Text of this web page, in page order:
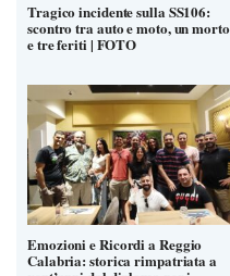
Tragico incidente sulla SS106:
scontro tra auto e moto, un morto
e tre feriti | FOTO
Emozioni e Ricordi a Reggio
Calabria: storica rimpatriata a